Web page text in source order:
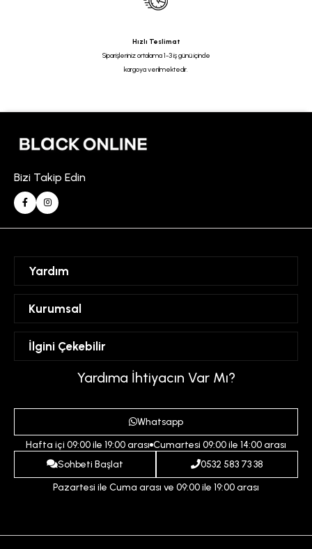
Hızlı Teslimat
Siparişleriniz ortalama 1-3 iş günü içinde
kargoya verilmektedir.
Bizi Takip Edin
Yardım
Hesabım
Favorilerim
Kurumsal
Mesafeli Satış Sözleşmesi
Üyelik Sözleşmesi
Gizlilik ve Güvenlik Politikası
Ödeme ve Teslimat Koşulları
İptal ve İade Koşulları
İlgini Çekebilir
İndirim
Yardıma İhtiyacın Var Mı?
Whatsapp
Hafta içi 09:00 ile 19:00 arası Cumartesi 09:00 ile 14:00 arası
Sohbeti Başlat
0532 583 73 38
Pazartesi ile Cuma arası ve 09:00 ile 19:00 arası